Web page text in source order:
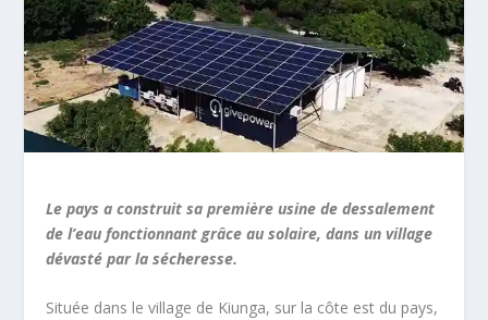
Le pays a construit sa première usine de dessalement
de l’eau fonctionnant grâce au solaire, dans un village
dévasté par la sécheresse.
Située dans le village de Kiunga, sur la côte est du pays,